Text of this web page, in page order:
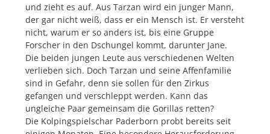
und zieht es auf. Aus Tarzan wird ein junger Mann,
der gar nicht weiß, dass er ein Mensch ist. Er versteht
nicht, warum er so anders ist, bis eine Gruppe
Forscher in den Dschungel kommt, darunter Jane.
Die beiden jungen Leute aus verschiedenen Welten
verlieben sich. Doch Tarzan und seine Affenfamilie
sind in Gefahr, denn sie sollen für den Zirkus
gefangen und verschleppt werden. Kann das
ungleiche Paar gemeinsam die Gorillas retten?
Die Kolpingspielschar Paderborn probt bereits seit